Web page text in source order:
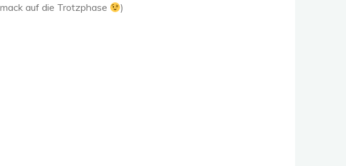
auf die Trotzphase )